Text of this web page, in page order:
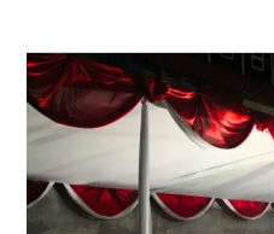
JAKARTA